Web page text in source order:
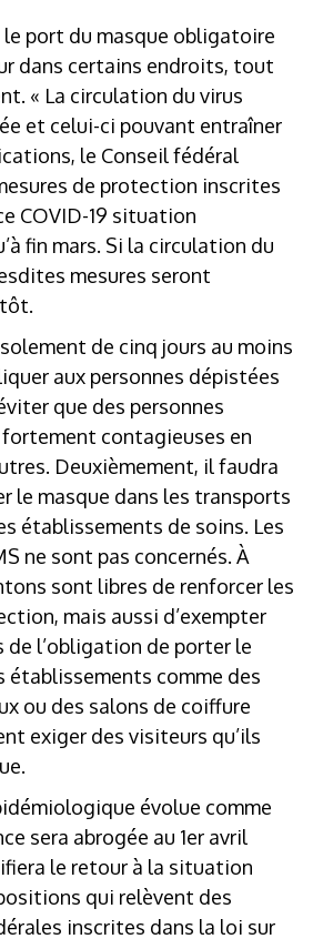
le port du masque obligatoire
dans certains endroits, tout
« La circulation du virus
et celui-ci pouvant entraîner
le Conseil fédéral
de protection inscrites
COVID-19 situation
fin mars. Si la circulation du
mesures seront
de cinq jours au moins
aux personnes dépistées
que des personnes
contagieuses en
Deuxièmement, il faudra
le masque dans les transports
établissements de soins. Les
ne sont pas concernés. À
sont libres de renforcer les
mais aussi d’exempter
l’obligation de porter le
établissements comme des
ou des salons de coiffure
exiger des visiteurs qu’ils
évolue comme
sera abrogée au 1er avril
le retour à la situation
qui relèvent des
inscrites dans la loi sur